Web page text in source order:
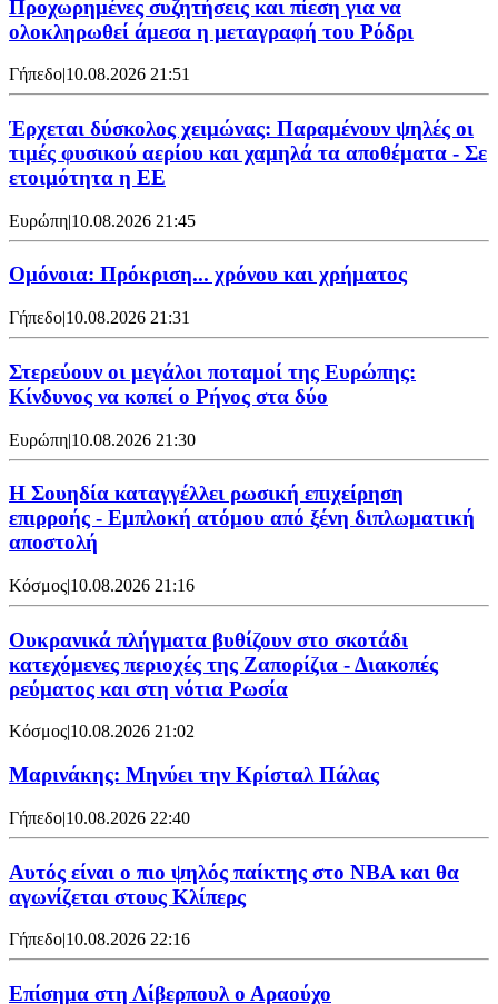
Προχωρημένες συζητήσεις και πίεση για να
ολοκληρωθεί άμεσα η μεταγραφή του Ρόδρι
Γήπεδο|10.08.2026 21:51
Έρχεται δύσκολος χειμώνας: Παραμένουν ψηλές οι
τιμές φυσικού αερίου και χαμηλά τα αποθέματα - Σε
ετοιμότητα η ΕΕ
Ευρώπη|10.08.2026 21:45
Ομόνοια: Πρόκριση... χρόνου και χρήματος
Γήπεδο|10.08.2026 21:31
Στερεύουν οι μεγάλοι ποταμοί της Ευρώπης:
Κίνδυνος να κοπεί ο Ρήνος στα δύο
Ευρώπη|10.08.2026 21:30
Η Σουηδία καταγγέλλει ρωσική επιχείρηση
επιρροής - Εμπλοκή ατόμου από ξένη διπλωματική
αποστολή
Κόσμος|10.08.2026 21:16
Ουκρανικά πλήγματα βυθίζουν στο σκοτάδι
κατεχόμενες περιοχές της Ζαπορίζια - Διακοπές
ρεύματος και στη νότια Ρωσία
Κόσμος|10.08.2026 21:02
Μαρινάκης: Μηνύει την Κρίσταλ Πάλας
Γήπεδο|10.08.2026 22:40
Αυτός είναι ο πιο ψηλός παίκτης στο NBA και θα
αγωνίζεται στους Κλίπερς
Γήπεδο|10.08.2026 22:16
Επίσημα στη Λίβερπουλ ο Αραούχο